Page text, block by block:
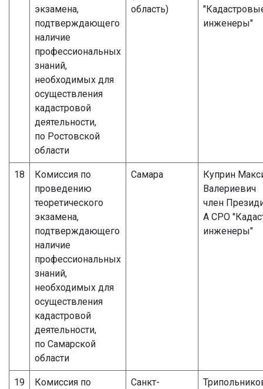
экзамена,
подтверждающего
наличие
профессиональных
знаний,
необходимых для
осуществления
кадастровой
деятельности,
по Ростовской
области
область)
инженеры"
18
Комиссия по
проведению
теоретического
экзамена,
подтверждающего
наличие
профессиональных
знаний,
необходимых для
осуществления
кадастровой
деятельности,
по Самарской
области
Самара
Куприн
Валериевич
член
А СРО
инженеры"
19
Комиссия по
Санкт-